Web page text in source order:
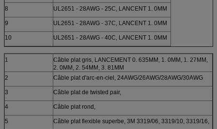
8 UL2651 - 28AWG - 25C, LANCENT 1. 0MM
9 UL2651 - 28AWG - 37C, LANCENT 1. 0MM
10 UL2651 - 28AWG - 40C, LANCENT 1. 0MM
1
Câble plat gris, LANCEMENT 0. 635MM, 1. 0MM, 1. 27MM,
2. 0MM, 2. 54MM, 3. 81MM
2
Câble plat d'arc-en-ciel, 24AWG/26AWG/28AWG/30AWG
3 Câble plat de twisted pair,
4 Câble plat rond,
5 Câble plat flexible superbe, 3M 3319/06, 3319/10, 3319/16,